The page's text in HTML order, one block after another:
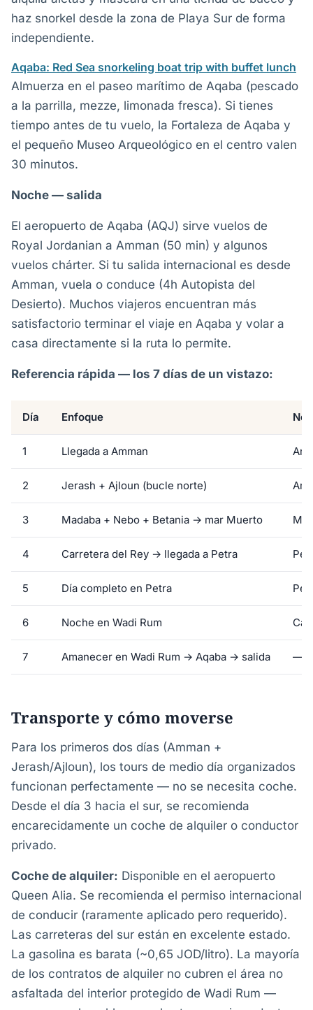
haz snorkel desde la zona de Playa Sur de forma
independiente.
Aqaba: Red Sea snorkeling boat trip with buffet lunch
Almuerza en el paseo marítimo de Aqaba (pescado
a la parrilla, mezze, limonada fresca). Si tienes
tiempo antes de tu vuelo, la Fortaleza de Aqaba y
el pequeño Museo Arqueológico en el centro valen
30 minutos.
Noche — salida
El aeropuerto de Aqaba (AQJ) sirve vuelos de
Royal Jordanian a Amman (50 min) y algunos
vuelos chárter. Si tu salida internacional es desde
Amman, vuela o conduce (4h Autopista del
Desierto). Muchos viajeros encuentran más
satisfactorio terminar el viaje en Aqaba y volar a
casa directamente si la ruta lo permite.
Referencia rápida — los 7 días de un vistazo:
Día Enfoque
1 Llegada a Amman
2 Jerash + Ajloun (bucle norte)
3 Madaba + Nebo + Betania → mar Muerto
4 Carretera del Rey → llegada a Petra
5 Día completo en Petra
6 Noche en Wadi Rum
7 Amanecer en Wadi Rum → Aqaba → salida —
Transporte y cómo moverse
Para los primeros dos días (Amman +
Jerash/Ajloun), los tours de medio día organizados
funcionan perfectamente — no se necesita coche.
Desde el día 3 hacia el sur, se recomienda
encarecidamente un coche de alquiler o conductor
privado.
Coche de alquiler: Disponible en el aeropuerto
Queen Alia. Se recomienda el permiso internacional
de conducir (raramente aplicado pero requerido).
Las carreteras del sur están en excelente estado.
La gasolina es barata (~0,65 JOD/litro). La mayoría
de los contratos de alquiler no cubren el área no
asfaltada del interior protegido de Wadi Rum —